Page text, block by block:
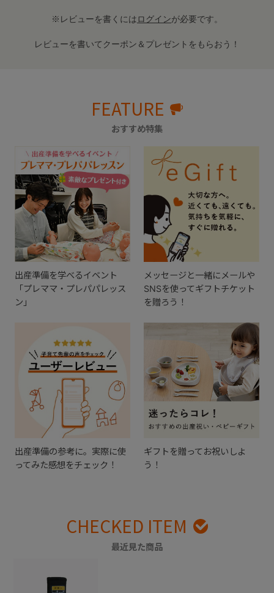
※レビューを書くにはログインが必要です。
レビューを書いてクーポン＆プレゼントをもらおう！
FEATURE
おすすめ特集
出産準備を学べるイベント
「プレママ・プレパパレッス
ン」
メッセージと一緒にメールや
SNSを使ってギフトチケット
を贈ろう！
出産準備の参考に。実際に使
ってみた感想をチェック！
ギフトを贈ってお祝いしよ
う！
CHECKED ITEM
最近見た商品